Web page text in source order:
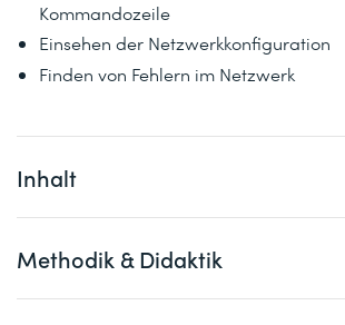
Kommandozeile
Einsehen der Netzwerkkonfiguration
Finden von Fehlern im Netzwerk
Inhalt
1 Was ist Linux/Unix?
Wozu dient ein Betriebssystem?
Methodik & Didaktik